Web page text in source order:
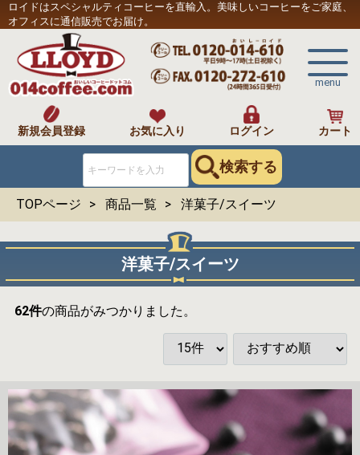
ロイドはスペシャルティコーヒーを直輸入。美味しいコーヒーをご家庭、
オフィスに通信販売でお届け。
menu
新規会員登録 お気に入り ログイン カート
検索する
TOPページ 商品一覧 洋菓子/スイーツ
洋菓子/スイーツ
62件の商品がみつかりました。